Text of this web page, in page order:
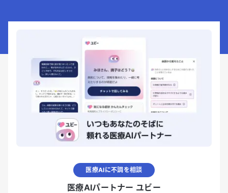
医療AIに不調を相談
医療AIパートナー ユビー